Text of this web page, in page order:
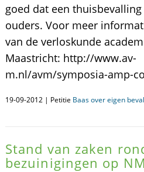
goed dat een
ouders. Voor meer
van de verloskunde
Maastricht: http://www.av-
m.nl/avm/symposia-amp-
19-09-2012 | Petitie Baas over eigen
Stand van zaken
bezuinigingen op